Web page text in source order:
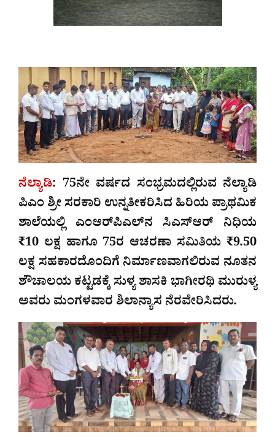
ನೆಲ್ಯಾಡಿ: 75ನೇ ವರ್ಷದ ಸಂಭ್ರಮದಲ್ಲಿರುವ ನೆಲ್ಯಾಡಿ
ಪಿಎಂ ಶ್ರೀ ಸರಕಾರಿ ಉನ್ನತೀಕರಿಸಿದ ಹಿರಿಯ ಪ್ರಾಥಮಿಕ
ಶಾಲೆಯಲ್ಲಿ ಎಂಆರ್‌ಪಿಎಲ್‌ನ ಸಿಎಸ್‌ಆರ್ ನಿಧಿಯ
₹10 ಲಕ್ಷ ಹಾಗೂ 75ರ ಆಚರಣಾ ಸಮಿತಿಯ ₹9.50
ಲಕ್ಷ ಸಹಕಾರದೊಂದಿಗೆ ನಿರ್ಮಾಣವಾಗಲಿರುವ ನೂತನ
ಶೌಚಾಲಯ ಕಟ್ಟಡಕ್ಕೆ ಸುಳ್ಯ ಶಾಸಕಿ ಭಾಗೀರಥಿ ಮುರುಳ್ಯ
ಅವರು ಮಂಗಳವಾರ ಶಿಲಾನ್ಯಾಸ ನೆರವೇರಿಸಿದರು.